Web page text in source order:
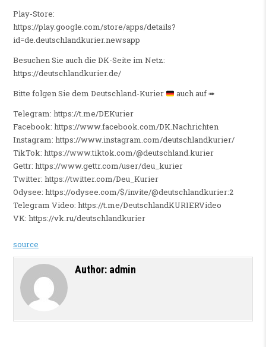
Play-Store:
https://play.google.com/store/apps/details?
id=de.deutschlandkurier.newsapp
Besuchen Sie auch die DK-Seite im Netz:
https://deutschlandkurier.de/
Bitte folgen Sie dem Deutschland-Kurier
auch auf ➠
Telegram: https://t.me/DEKurier
Facebook: https://www.facebook.com/DK.Nachrichten
Instagram: https://www.instagram.com/deutschlandkurier/
TikTok: https://www.tiktok.com/@deutschland.kurier
Gettr: https://www.gettr.com/user/deu_kurier
Twitter: https://twitter.com/Deu_Kurier
Odysee: https://odysee.com/$/invite/@deutschlandkurier:2
Telegram Video: https://t.me/DeutschlandKURIERVideo
VK: https://vk.ru/deutschlandkurier
source
Author: admin